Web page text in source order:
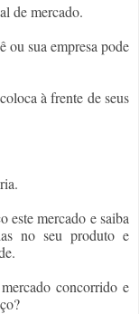
de mercado.
ou sua empresa pode
à frente de seus
este mercado e saiba
no seu produto e
concorrido e